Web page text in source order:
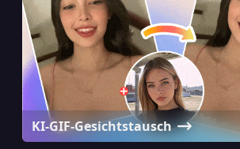
KI-GIF-Gesichtstausch